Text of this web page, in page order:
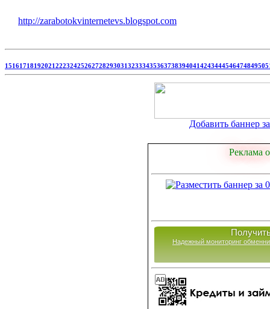
http://zarabotokvinternetevs.blogspot.com
151617181920212223242526272829303132333435363738394041424344454647484950
Добавить баннер
Реклама
Надежный мониторинг